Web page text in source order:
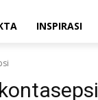
INSPIRASI